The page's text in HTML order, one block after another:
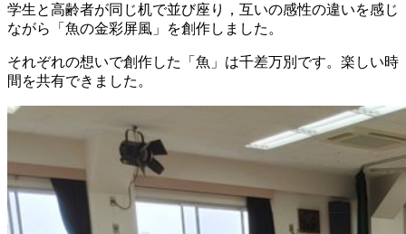
学生と高齢者が同じ机で並び座り，互いの感性の違いを感じ
ながら「魚の金彩屏風」を創作しました。
それぞれの想いで創作した「魚」は千差万別です。楽しい時
間を共有できました。